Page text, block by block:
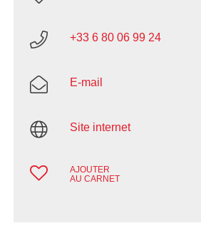
+33 6 80 06 99 24
E-mail
Site internet
AJOUTER
AU CARNET